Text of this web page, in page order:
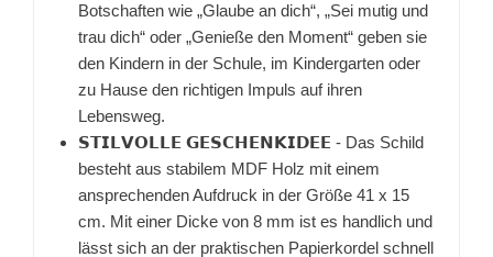
Botschaften wie „Glaube an dich“, „Sei mutig und
trau dich“ oder „Genieße den Moment“ geben sie
den Kindern in der Schule, im Kindergarten oder
zu Hause den richtigen Impuls auf ihren
Lebensweg.
𝗦𝗧𝗜𝗟𝗩𝗢𝗟𝗟𝗘 𝗚𝗘𝗦𝗖𝗛𝗘𝗡𝗞𝗜𝗗𝗘𝗘 - Das Schild
besteht aus stabilem MDF Holz mit einem
ansprechenden Aufdruck in der Größe 41 x 15
cm. Mit einer Dicke von 8 mm ist es handlich und
lässt sich an der praktischen Papierkordel schnell